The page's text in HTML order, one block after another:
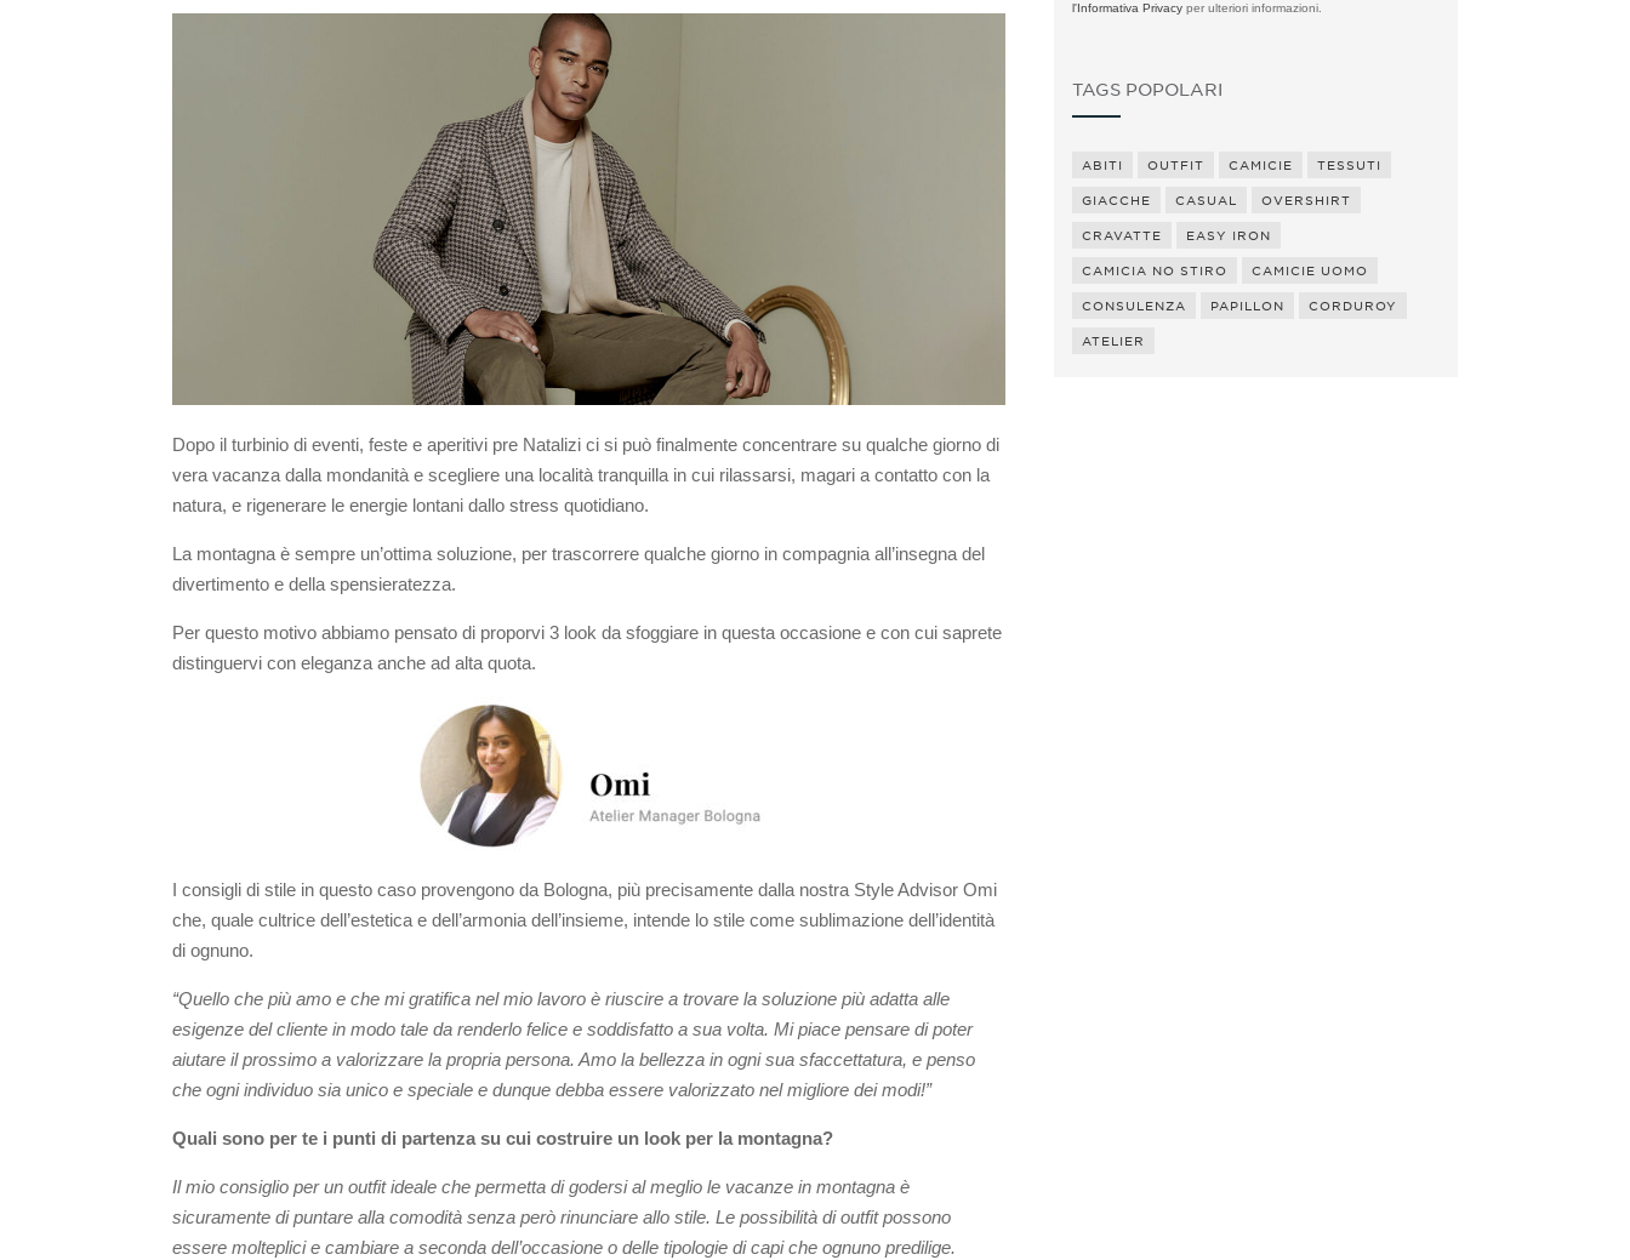
Dopo il turbinio di eventi, feste e aperitivi pre Natalizi ci si può finalmente concentrare su qualche giorno di
vera vacanza dalla mondanità e scegliere una località tranquilla in cui rilassarsi, magari a contatto con la
natura, e rigenerare le energie lontani dallo stress quotidiano.
La montagna è sempre un’ottima soluzione, per trascorrere qualche giorno in compagnia all’insegna del
divertimento e della spensieratezza.
Per questo motivo abbiamo pensato di proporvi 3 look da sfoggiare in questa occasione e con cui saprete
distinguervi con eleganza anche ad alta quota.
I consigli di stile in questo caso provengono da Bologna, più precisamente dalla nostra Style Advisor Omi
che, quale cultrice dell’estetica e dell’armonia dell’insieme, intende lo stile come sublimazione dell’identità
di ognuno.
“Quello che più amo e che mi gratifica nel mio lavoro è riuscire a trovare la soluzione più adatta alle
esigenze del cliente in modo tale da renderlo felice e soddisfatto a sua volta. Mi piace pensare di poter
aiutare il prossimo a valorizzare la propria persona. Amo la bellezza in ogni sua sfaccettatura, e penso
che ogni individuo sia unico e speciale e dunque debba essere valorizzato nel migliore dei modi!”
Quali sono per te i punti di partenza su cui costruire un look per la montagna?
Il mio consiglio per un outfit ideale che permetta di godersi al meglio le vacanze in montagna è
sicuramente di puntare alla comodità senza però rinunciare allo stile. Le possibilità di outfit possono
essere molteplici e cambiare a seconda dell’occasione o delle tipologie di capi che ognuno predilige.
l'Informativa Privacyper ulteriori informazioni.
TAGS POPOLARI
ABITI OUTFIT CAMICIE TESSUTI
GIACCHE CASUAL OVERSHIRT
CRAVATTE EASY IRON
CAMICIA NO STIRO CAMICIE UOMO
CONSULENZA PAPILLON CORDUROY
ATELIER